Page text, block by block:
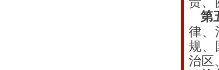
第
律、
规、
治区